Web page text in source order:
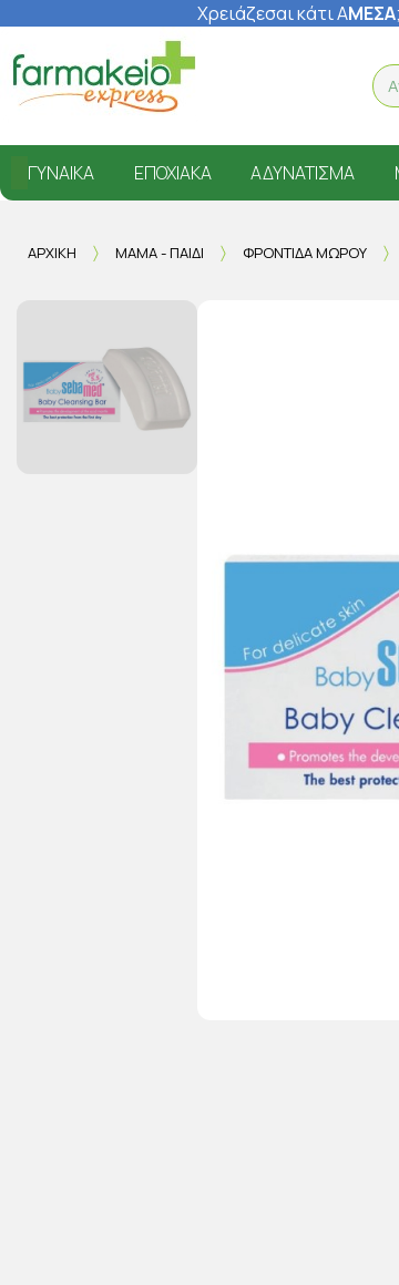
Χρειάζεσαι κάτι ΑΜΕΣΑ
ΓΥΝΑΊΚΑ ΕΠΟΧΙΑΚΆ ΑΔΥΝΆΤΙΣΜΑ
ΑΡΧΙΚΉ ΜΑΜΆ - ΠΑΙΔΊ ΦΡΟΝΤΊΔΑ ΜΩΡΟΎ